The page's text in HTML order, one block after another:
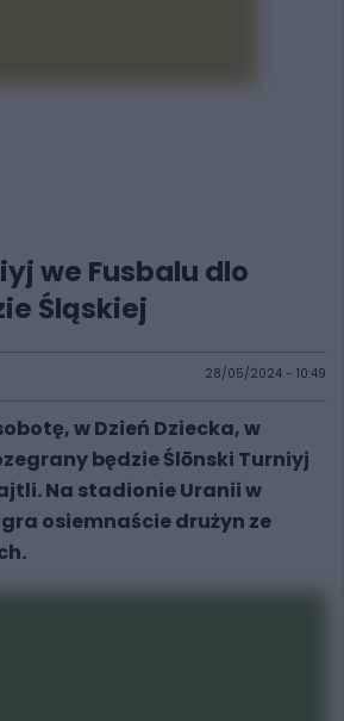
we Fusbalu dlo
Śląskiej
28/05/2024 - 10:49
w Dzień Dziecka, w
będzie Ślōnski Turniyj
Na stadionie Uranii w
osiemnaście drużyn ze